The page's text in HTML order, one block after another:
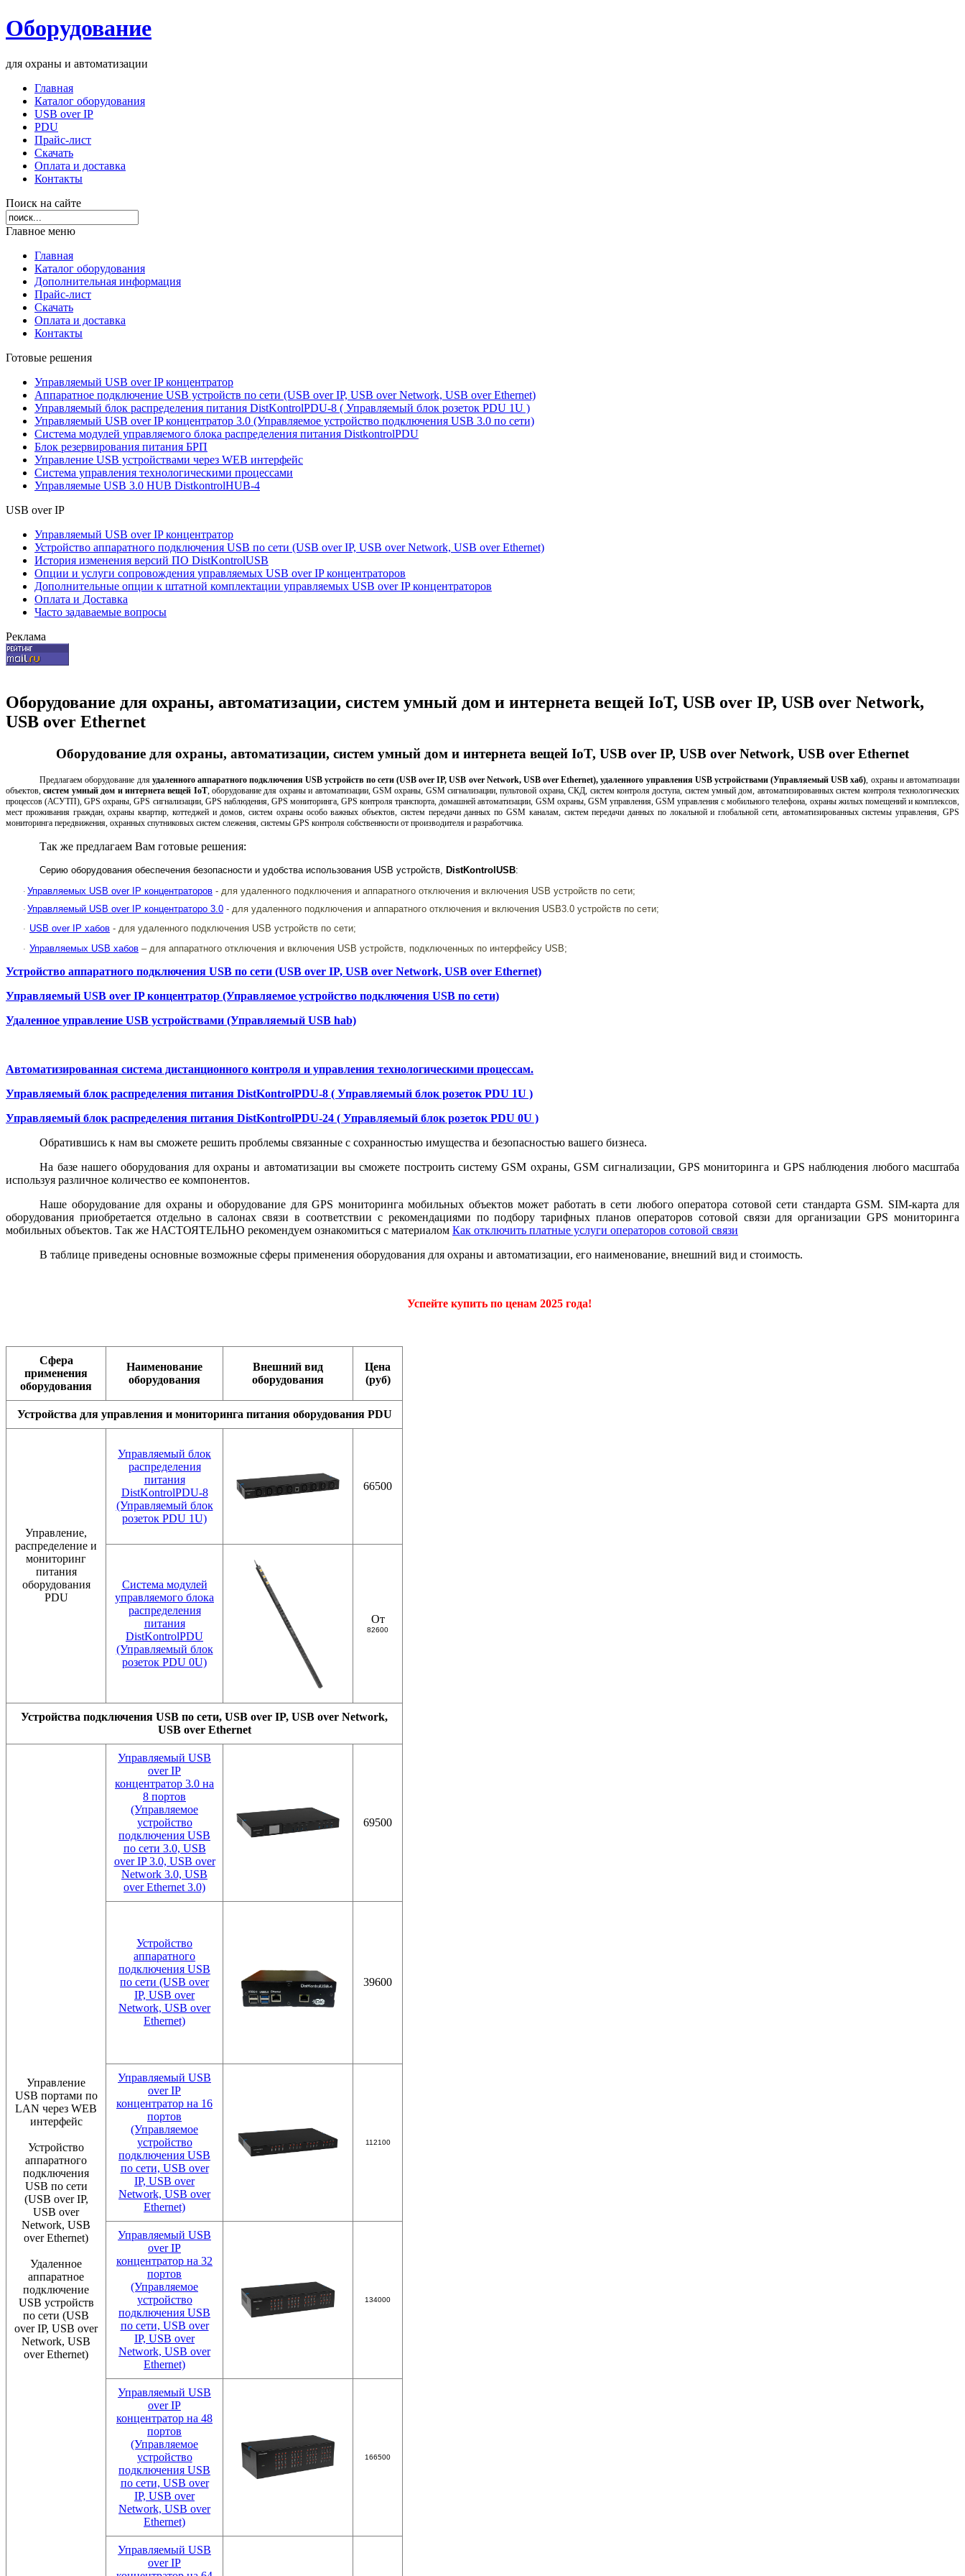
Оборудование
для охраны и автоматизации
Главная
Каталог оборудования
USB over IP
PDU
Прайс-лист
Скачать
Оплата и доставка
Контакты
Поиск на сайте
Главное меню
Главная
Каталог оборудования
Дополнительная информация
Прайс-лист
Скачать
Оплата и доставка
Контакты
Готовые решения
Управляемый USB over IP концентратор
Аппаратное подключение USB устройств по сети (USB over IP, USB over Network, USB over Ethernet)
Управляемый блок распределения питания DistKontrolPDU-8 ( Управляемый блок розеток PDU 1U )
Управляемый USB over IP концентратор 3.0 (Управляемое устройство подключения USB 3.0 по сети)
Система модулей управляемого блока распределения питания DistkontrolPDU
Блок резервирования питания БРП
Управление USB устройствами через WEB интерфейс
Система управления технологическими процессами
Управляемые USB 3.0 HUB DistkontrolHUB-4
USB over IP
Управляемый USB over IP концентратор
Устройство аппаратного подключения USB по сети (USB over IP, USB over Network, USB over Ethernet)
История изменения версий ПО DistKontrolUSB
Опции и услуги сопровождения управляемых USB over IP концентраторов
Дополнительные опции к штатной комплектации управляемых USB over IP концентраторов
Оплата и Доставка
Часто задаваемые вопросы
Реклама
Оборудование для охраны, автоматизации, систем умный дом и интернета вещей IoT, USB over IP, USB over Network,
USB over Ethernet
Оборудование для охраны, автоматизации, систем умный дом и интернета вещей IoT, USB over IP, USB over Network, USB over Ethernet
Предлагаем оборудование для удаленного аппаратного подключения USB устройств по сети (USB over IP, USB over Network, USB over Ethernet), удаленного управления USB устройствами (Управляемый USB хаб), охраны и автоматизации
объектов,систем умный дом и интернета вещей IoT, оборудование для охраны и автоматизации, GSM охраны, GSM cигнализации, пультовой охрана, СКД, систем контроля доступа, систем умный дом, автоматизированных систем контроля технологических
процессов (АСУТП), GPS охраны, GPS сигнализации, GPS наблюдения, GPS мониторинга, GPS контроля транспорта, домашней автоматизации, GSM охраны, GSM управления, GSM управления с мобильного телефона, охраны жилых помещений и комплексов,
мест проживания граждан, охраны квартир, коттеджей и домов, cистем охраны особо важных объектов, cистем передачи данных по GSM каналам, cистем передачи данных по локальной и глобальной сети, автоматизированных системы управления, GPS
мониторинга передвижения, охранных спутниковых систем слежения, системы GPS контроля собственности от производителя и разработчика.
Так же предлагаем Вам готовые решения:
Серию оборудования обеспечения безопасности и удобства использования USB устройств, DistKontrolUSB:
· Управляемых USB over IP концентраторов - для удаленного подключения и аппаратного отключения и включения USB устройств по сети;
· Управляемый USB over IP концентраторо 3.0 - для удаленного подключения и аппаратного отключения и включения USB3.0 устройств по сети;
· USB over IP хабов - для удаленного подключения USB устройств по сети;
· Управляемых USB хабов – для аппаратного отключения и включения USB устройств, подключенных по интерфейсу USB;
Устройство аппаратного подключения USB по сети (USB over IP, USB over Network, USB over Ethernet)
Управляемый USB over IP концентратор (Управляемое устройство подключения USB по сети)
Удаленное управление USB устройствами (Управляемый USB hab)
Автоматизированная система дистанционного контроля и управления технологическими процессам.
Управляемый блок распределения питания DistKontrolPDU-8 ( Управляемый блок розеток PDU 1U )
Управляемый блок распределения питания DistKontrolPDU-24 ( Управляемый блок розеток PDU 0U )
Обратившись к нам вы сможете решить проблемы связанные с сохранностью имущества и безопасностью вашего бизнеса.
На базе нашего оборудования для охраны и автоматизации вы сможете построить систему GSM охраны, GSM сигнализации, GPS мониторинга и GPS наблюдения любого масштаба
используя различное количество ее компонентов.
Наше оборудование для охраны и оборудование для GPS мониторинга мобильных объектов может работать в сети любого оператора сотовой сети стандарта GSM. SIM-карта для
оборудования приобретается отдельно в салонах связи в соответствии с рекомендациями по подбору тарифных планов операторов сотовой связи для организации GPS мониторинга
мобильных объектов. Так же НАСТОЯТЕЛЬНО рекомендуем ознакомиться с материалом Как отключить платные услуги операторов сотовой связи
В таблице приведены основные возможные сферы применения оборудования для охраны и автоматизации, его наименование, внешний вид и стоимость.
Успейте купить по ценам 2025 года!
Сфера
применения
оборудования
Наименование
оборудования
Внешний вид
оборудования
Цена
(руб)
Устройства для управления и мониторинга питания оборудования PDU
Управление,
распределение и
мониторинг
питания
оборудования
PDU
Управляемый блок
распределения
питания
DistKontrolPDU-8
(Управляемый блок
розеток PDU 1U)
66500
Система модулей
управляемого блока
распределения
питания
DistKontrolPDU
(Управляемый блок
розеток PDU 0U)
От
82600
Устройства подключения USB по сети, USB over IP, USB over Network,
USB over Ethernet
Управление
USB портами по
LAN через WEB
интерфейс
Устройство
аппаратного
подключения
USB по сети
(USB over IP,
USB over
Network, USB
over Ethernet)
Удаленное
аппаратное
подключение
USB устройств
по сети (USB
over IP, USB over
Network, USB
over Ethernet)
Управляемый USB
over IP
концентратор 3.0 на
8 портов
(Управляемое
устройство
подключения USB
по сети 3.0, USB
over IP 3.0, USB over
Network 3.0, USB
over Ethernet 3.0)
69500
Устройство
аппаратного
подключения USB
по сети (USB over
IP, USB over
Network, USB over
Ethernet)
39600
Управляемый USB
over IP
концентратор на 16
портов
(Управляемое
устройство
подключения USB
по сети, USB over
IP, USB over
Network, USB over
Ethernet)
112100
Управляемый USB
over IP
концентратор на 32
портов
(Управляемое
устройство
подключения USB
по сети, USB over
IP, USB over
Network, USB over
Ethernet)
134000
Управляемый USB
over IP
концентратор на 48
портов
(Управляемое
устройство
подключения USB
по сети, USB over
IP, USB over
Network, USB over
Ethernet)
166500
Управляемый USB
over IP